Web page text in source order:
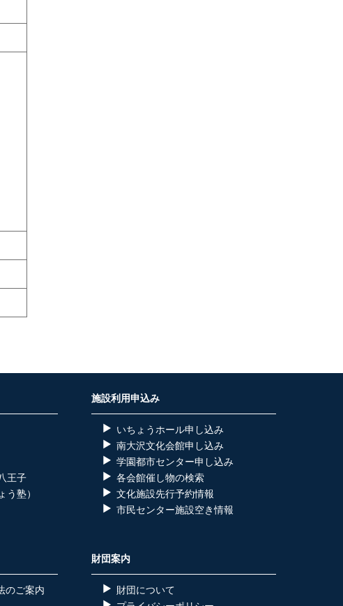
王子
う塾）
施設利用申込み
いちょうホール申し込み
南大沢文化会館申し込み
学園都市センター申し込み
各会館催し物の検索
文化施設先行予約情報
市民センター施設空き情報
のご案内
財団案内
財団について